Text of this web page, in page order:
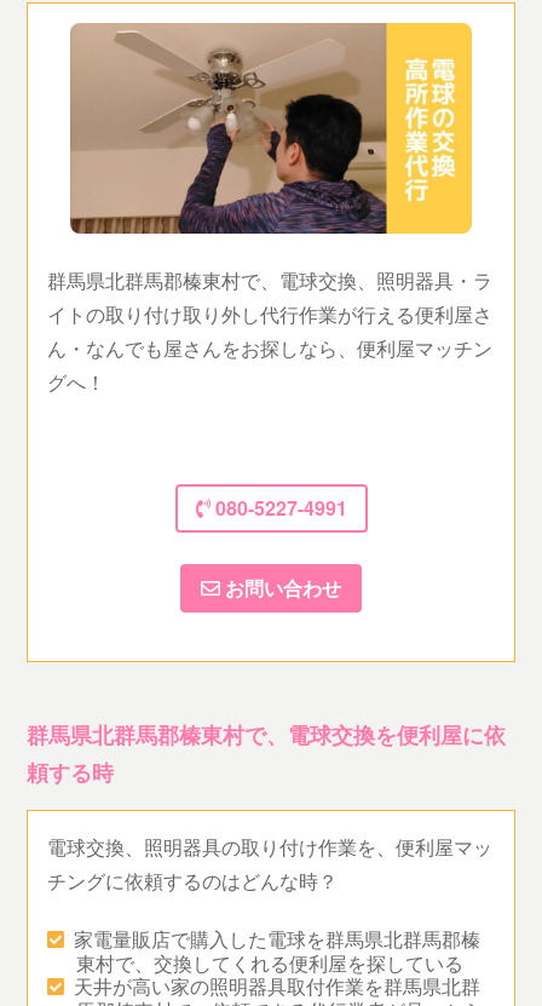
群馬県北群馬郡榛東村で、電球交換、照明器具・ラ
イトの取り付け取り外し代行作業が行える便利屋さ
ん・なんでも屋さんをお探しなら、便利屋マッチン
グへ！
080-5227-4991
お問い合わせ
群馬県北群馬郡榛東村で、電球交換を便利屋に依
頼する時
電球交換、照明器具の取り付け作業を、便利屋マッ
チングに依頼するのはどんな時？
家電量販店で購入した電球を群馬県北群馬郡榛
東村で、交換してくれる便利屋を探している
天井が高い家の照明器具取付作業を群馬県北群